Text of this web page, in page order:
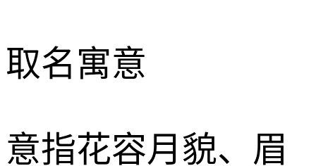
取名寓意
意指花容月貌、眉